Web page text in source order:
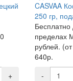
+
CASVAA
250 гр,
пределах
рублей.
640р.
-